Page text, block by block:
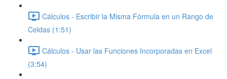
Cálculos - Escribir la Misma Fórmula en un Rango de
Celdas (1:51)
Cálculos - Usar las Funciones Incorporadas en Excel
(3:54)